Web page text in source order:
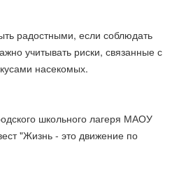
радостными, если соблюдать
учитывать риски, связанные с
насекомых.
школьного лагеря МАОУ
"Жизнь - это движение по